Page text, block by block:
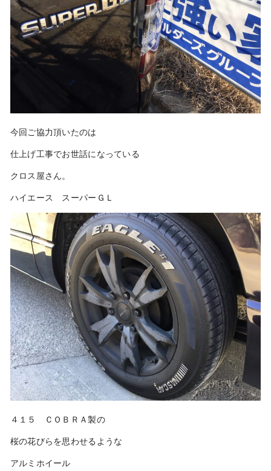
今回ご協力頂いたのは
仕上げ工事でお世話になっている
クロス屋さん。
ハイエース スーパーＧＬ
４１５ ＣＯＢＲＡ製の
桜の花びらを思わせるような
アルミホイール